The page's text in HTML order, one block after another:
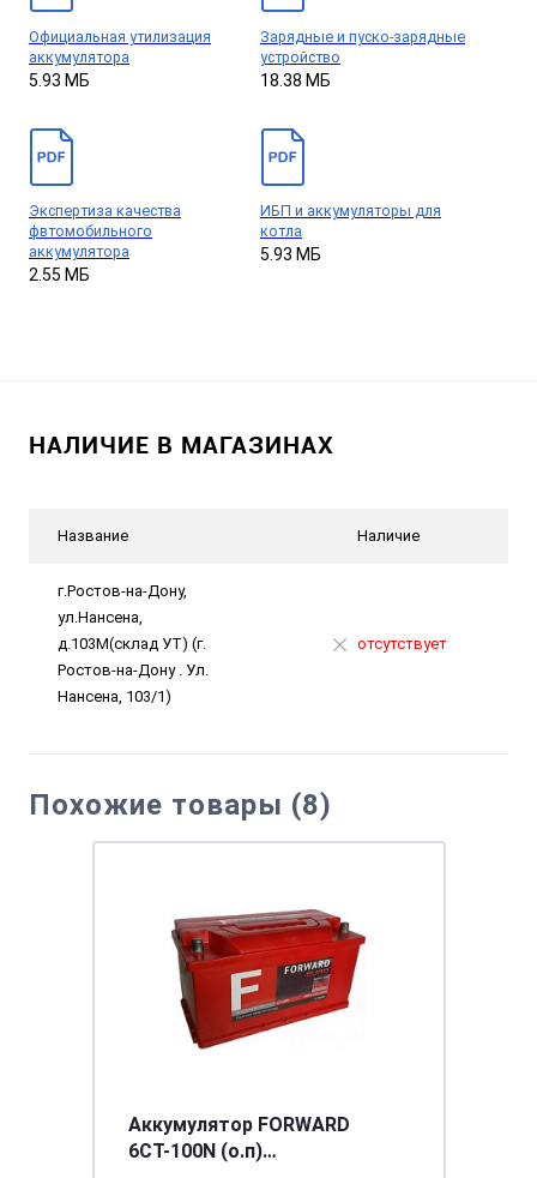
Официальная утилизация
аккумулятора
5.93 МБ
Зарядные и пуско-зарядные
устройство
18.38 МБ
Экспертиза качества
фвтомобильного
аккумулятора
2.55 МБ
ИБП и аккумуляторы для
котла
5.93 МБ
НАЛИЧИЕ В МАГАЗИНАХ
Название Наличие
г.Ростов-на-Дону,
ул.Нансена,
д.103М(склад УТ) (г.
Ростов-на-Дону . Ул.
Нансена, 103/1)
отсутствует
Похожие товары (8)
Аккумулятор FORWARD
6СТ-100N (о.п)